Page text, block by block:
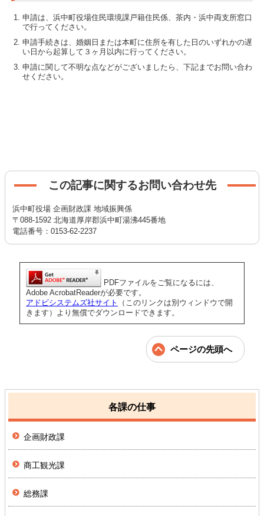
申請は、浜中町役場住民環境課戸籍住民係、茶内・浜中両支所窓口
で行ってください。
申請手続きは、婚姻日または本町に住所を有した日のいずれかの遅
い日から起算して３ヶ月以内に行ってください。
申請に関して不明な点などがございましたら、下記までお問い合わ
せください。
この記事に関するお問い合わせ先
浜中町役場 企画財政課 地域振興係
〒088-1592 北海道厚岸郡浜中町湯沸445番地
電話番号：0153-62-2237
PDFファイルをご覧になるには、
Adobe AcrobatReaderが必要です。
アドビシステムズ社サイト
（このリンクは別ウィンドウで開
きます）より無償でダウンロードできます。
ページの先頭へ
各課の仕事
企画財政課
商工観光課
総務課